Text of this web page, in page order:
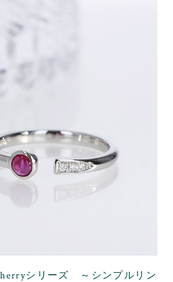
シリーズ ～シンプルリン